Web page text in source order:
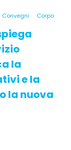
Convegni Corporate
la
e la
la nuova